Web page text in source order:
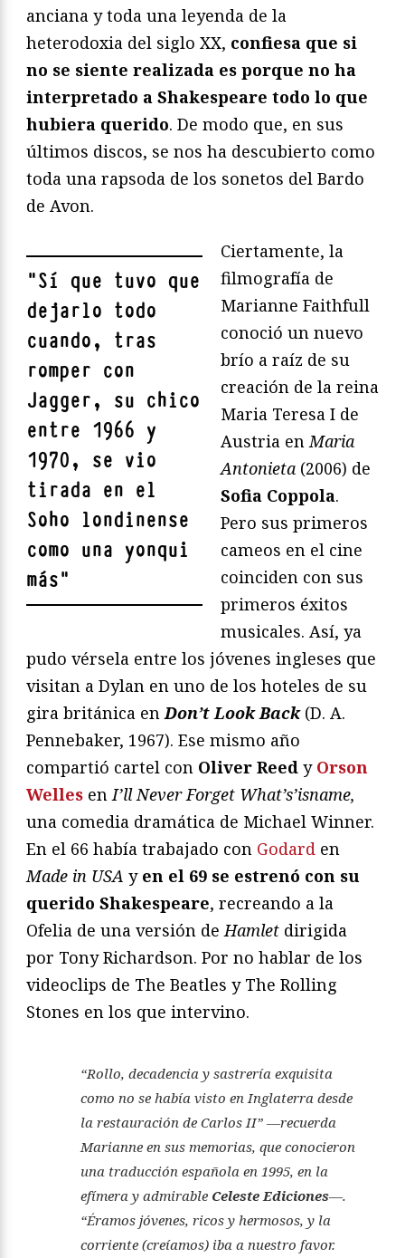
anciana y toda una leyenda de la
heterodoxia del siglo XX, confiesa que si
no se siente realizada es porque no ha
interpretado a Shakespeare todo lo que
hubiera querido. De modo que, en sus
últimos discos, se nos ha descubierto como
toda una rapsoda de los sonetos del Bardo
de Avon.
"Sí que tuvo que
dejarlo todo
cuando, tras
romper con
Jagger, su chico
entre 1966 y
1970, se vio
tirada en el
Soho londinense
como una yonqui
más"
Ciertamente, la
filmografía de
Marianne Faithfull
conoció un nuevo
brío a raíz de su
creación de la reina
Maria Teresa I de
Austria enMaria
Antonieta (2006) de
Sofia Coppola.
Pero sus primeros
cameos en el cine
coinciden con sus
primeros éxitos
musicales. Así, ya
pudo vérsela entre los jóvenes ingleses que
visitan a Dylan en uno de los hoteles de su
gira británica enDon’t Look Back (D. A.
Pennebaker, 1967). Ese mismo año
compartió cartel con Oliver Reed y Orson
Welles enI’ll Never Forget What’s’isname,
una comedia dramática de Michael Winner.
En el 66 había trabajado con Godard en
Made in USA yen el 69 se estrenó con su
querido Shakespeare, recreando a la
Ofelia de una versión deHamlet dirigida
por Tony Richardson. Por no hablar de los
videoclips de The Beatles y The Rolling
Stones en los que intervino.
“Rollo, decadencia y sastrería exquisita
como no se había visto en Inglaterra desde
la restauración de Carlos II” —recuerda
Marianne en sus memorias, que conocieron
una traducción española en 1995, en la
efímera y admirable Celeste Ediciones—.
“Éramos jóvenes, ricos y hermosos, y la
corriente (creíamos) iba a nuestro favor.